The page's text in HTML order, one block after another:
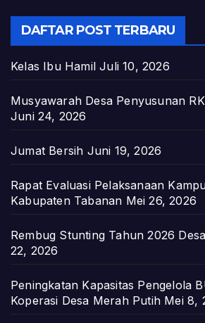
DAFTAR POST TERBARU
Kelas Ibu Hamil Juli 10, 2026
Musyawarah Desa Penyusunan
Juni 24, 2026
Jumat Bersih Juni 19, 2026
Rapat Evaluasi Pelaksanaan
Kabupaten Tabanan Mei 26, 2026
Rembug Stunting Tahun 2026
22, 2026
Peningkatan Kapasitas Pengelola
Koperasi Desa Merah Putih Mei 8,